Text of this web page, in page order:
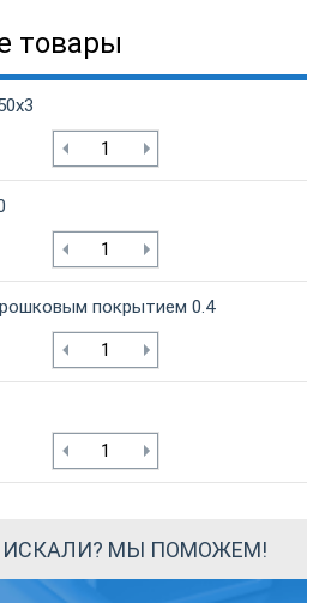
товары
покрытием 0.4
ИСКАЛИ? МЫ ПОМОЖЕМ!